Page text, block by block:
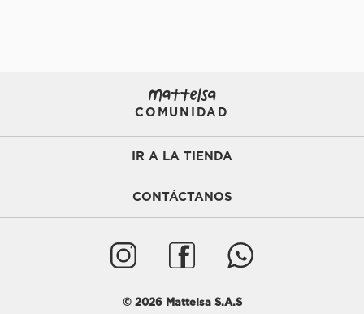
COMUNIDAD
IR A LA TIENDA
CONTÁCTANOS
© 2026Mattelsa S.A.S